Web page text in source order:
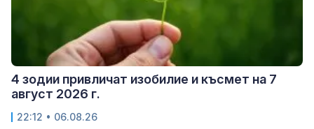
4 зодии привличат изобилие и късмет на 7
август 2026 г.
22:12 • 06.08.26